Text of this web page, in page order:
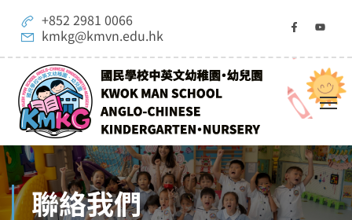
+852 2981 0066
kmkg@kmvn.edu.hk
聯絡我們